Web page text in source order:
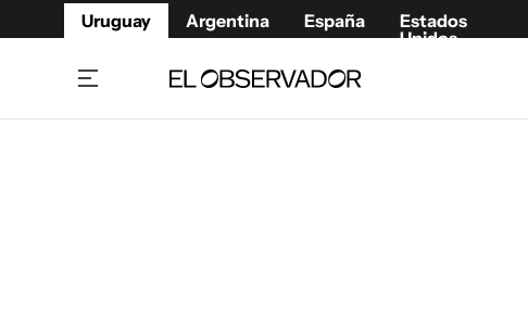
Uruguay Argentina España
Estados
Unidos